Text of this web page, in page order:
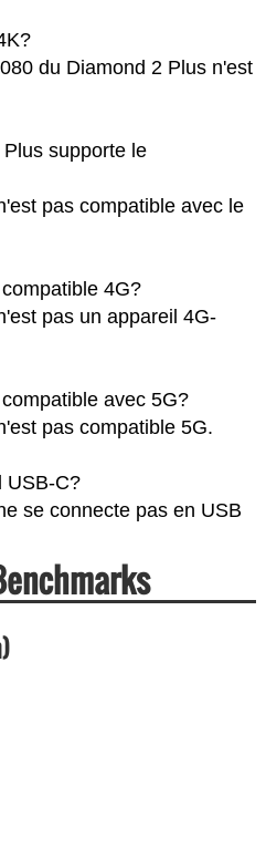
du Diamond 2 Plus n'est
supporte le
pas compatible avec le
4G?
pas un appareil 4G-
avec 5G?
pas compatible 5G.
USB-C?
se connecte pas en USB